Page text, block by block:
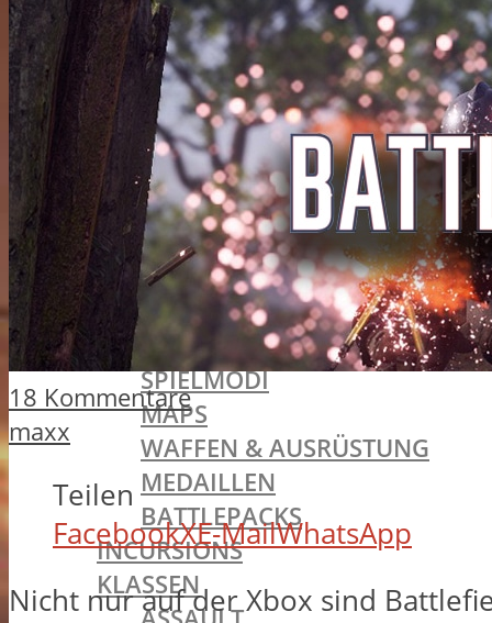
FAHRZEUGE
ZIELE, STRATEGISCHE
SYSTEMANFORDERUNGEN
BATTLEFIELD 1
SINGLEPLAYER
ALLGEMEINES
MISSIONEN
TRAILER
MULTIPLAYER
ALLGEMEINES
SPIELMODI
MAPS
WAFFEN & AUSRÜSTUNG
MEDAILLEN
BATTLEPACKS
INCURSIONS
KLASSEN
18 Kommentare
maxx
Teilen
FacebookXE-MailWhatsApp
Nicht nur auf der Xbox sind